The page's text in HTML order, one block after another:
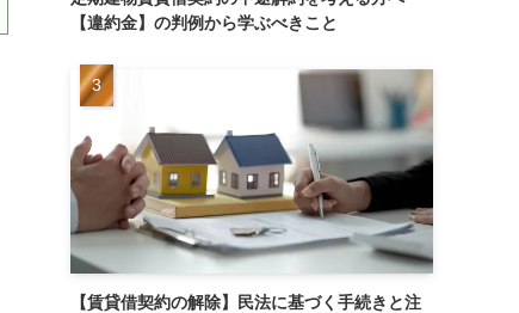
【違約金】の判例から学ぶべきこと
【賃貸借契約の解除】民法に基づく手続きと注